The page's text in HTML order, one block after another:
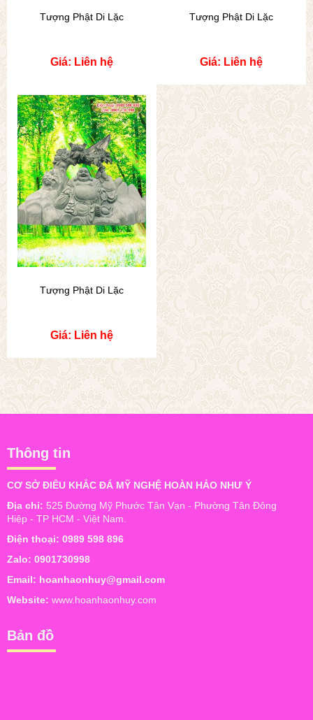
Tượng Phật Di Lặc
Giá: Liên hệ
Tượng Phật Di Lặc
Giá: Liên hệ
Tượng Phật Di Lặc
Giá: Liên hệ
Thông tin
CƠ SỞ ĐIÊU KHẮC ĐÁ MỸ NGHỆ HOÀN HẢO NHƯ Ý
Địa chỉ: 525 Đường Mỹ Phước Tân Vạn - Phường Tân Đông
Hiệp - TP HCM - Việt Nam.
Điện thoại: 0989 598 896
Zalo: 0901730998
Email: hoanhaonhuy@gmail.com
Website: www.hoanhaonhuy.com
Bản đồ